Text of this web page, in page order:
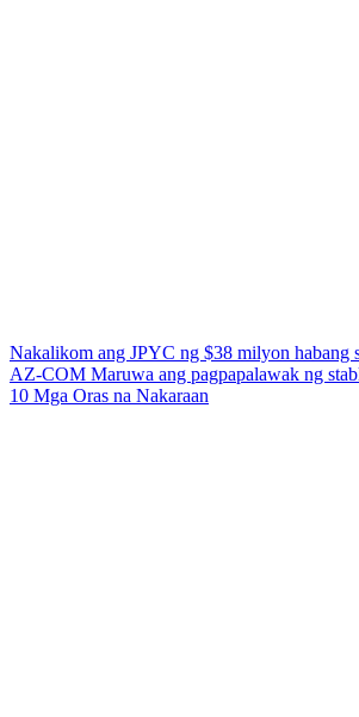
Nakalikom ang JPYC ng $38 milyon habang
AZ-COM Maruwa ang pagpapalawak ng
10 Mga Oras na Nakaraan